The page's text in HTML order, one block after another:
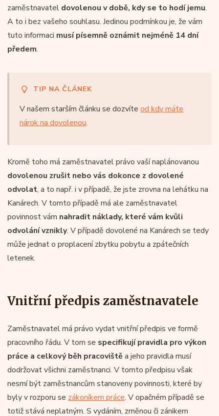
zaměstnavatel dovolenou v době, kdy se to hodí jemu.
A to i bez vašeho souhlasu. Jedinou podmínkou je, že vám
tuto informaci musí písemně oznámit nejméně 14 dní
předem.
TIP NA ČLÁNEK
V našem starším článku se dozvíte od kdy máte
nárok na dovolenou.
Kromě toho má zaměstnavatel právo vaší naplánovanou
dovolenou zrušit nebo vás dokonce z dovolené
odvolat, a to např. i v případě, že jste zrovna na lehátku na
Kanárech. V tomto případě má ale zaměstnavatel
povinnost vám nahradit náklady, které vám kvůli
odvolání vznikly. V případě dovolené na Kanárech se tedy
může jednat o proplacení zbytku pobytu a zpátečních
letenek.
Vnitřní předpis zaměstnavatele
Zaměstnavatel má právo vydat vnitřní předpis ve formě
pracovního řádu. V tom se specifikují pravidla pro výkon
práce a celkový běh pracoviště a jeho pravidla musí
dodržovat všichni zaměstnanci. V tomto předpisu však
nesmí být zaměstnancům stanoveny povinnosti, které by
byly v rozporu se zákoníkem práce. V opačném případě se
totiž stává neplatným. S vydáním, změnou či zánikem